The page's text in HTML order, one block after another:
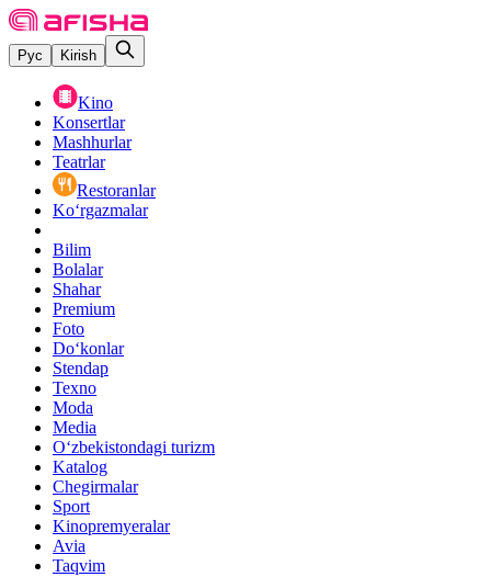
Рус Kirish
Kino
Konsertlar
Mashhurlar
Teatrlar
Restoranlar
Ko‘rgazmalar
Bilim
Bolalar
Shahar
Premium
Foto
Do‘konlar
Stendap
Texno
Moda
Media
O‘zbekistondagi turizm
Katalog
Chegirmalar
Sport
Kinopremyeralar
Avia
Taqvim